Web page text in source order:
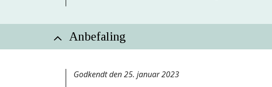
Anbefaling
Godkendt den 25. januar 2023